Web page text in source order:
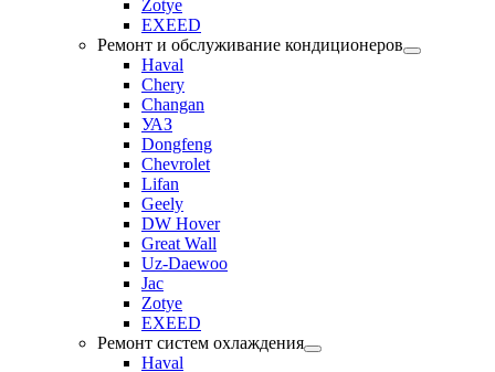
Zotye
EXEED
Ремонт и обслуживание кондиционеров
Haval
Chery
Changan
УАЗ
Dongfeng
Chevrolet
Lifan
Geely
DW Hover
Great Wall
Uz-Daewoo
Jac
Zotye
EXEED
Ремонт систем охлаждения
Haval